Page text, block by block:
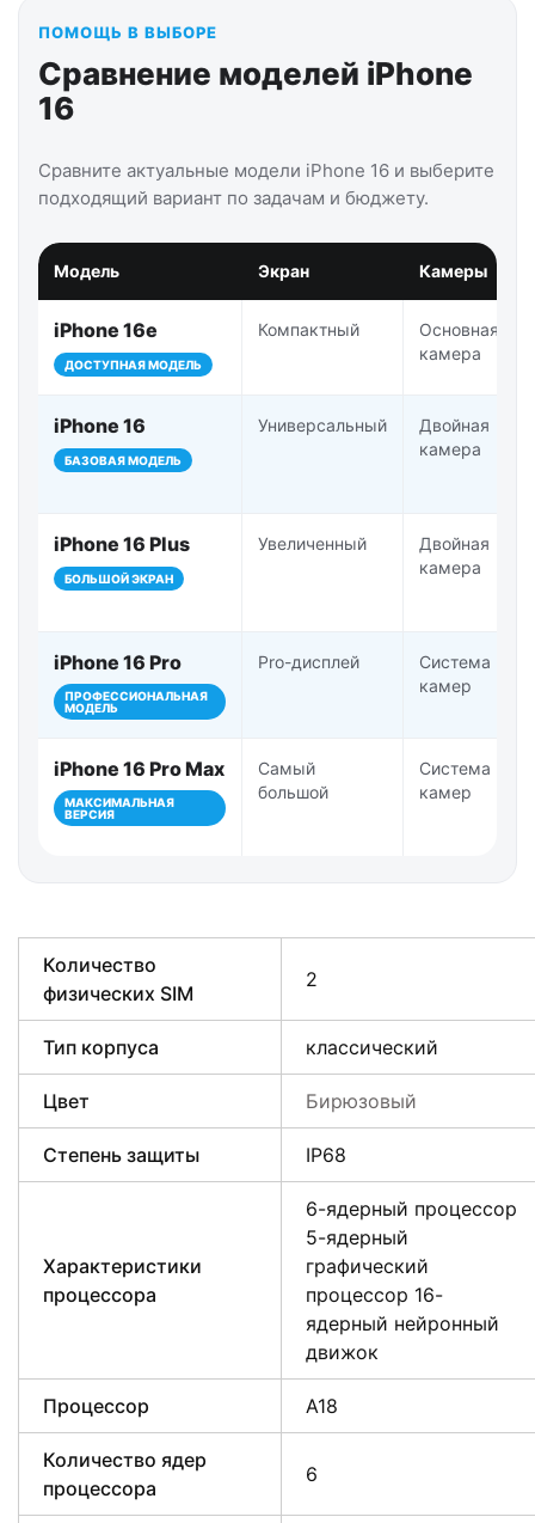
ПОМОЩЬ В ВЫБОРЕ
Сравнение моделей iPhone
16
Сравните актуальные модели iPhone 16 и выберите
подходящий вариант по задачам и бюджету.
Модель Экран Камеры
iPhone 16e
ДОСТУПНАЯ МОДЕЛЬ
Компактный
Основная
камера
iPhone 16
БАЗОВАЯ МОДЕЛЬ
Универсальный
Двойная
камера
iPhone 16 Plus
БОЛЬШОЙ ЭКРАН
Увеличенный
Двойная
камера
iPhone 16 Pro
ПРОФЕССИОНАЛЬНАЯ
МОДЕЛЬ
Pro-дисплей
Система Pro-
камер
iPhone 16 Pro Max
МАКСИМАЛЬНАЯ
ВЕРСИЯ
Самый
большой
Система Pro-
камер
Количество
физических SIM
2
Тип корпуса классический
Цвет Бирюзовый
Степень защиты IP68
Характеристики
процессора
6-ядерный процессор
5-ядерный
графический
процессор 16-
ядерный нейронный
движок
Процессор A18
Количество ядер
процессора
6